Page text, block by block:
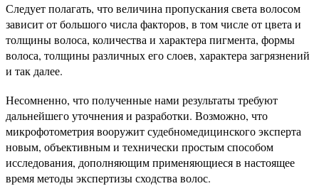
Следует полагать, что величина пропускания света волосом
зависит от большого числа факторов, в том числе от цвета и
толщины волоса, количества и характера пигмента, формы
волоса, толщины различных его слоев, характера загрязнений
и так далее.
Несомненно, что полученные нами результаты требуют
дальнейшего уточнения и разработки. Возможно, что
микрофотометрия вооружит судебномедицинского эксперта
новым, объективным и технически простым способом
исследования, дополняющим применяющиеся в настоящее
время методы экспертизы сходства волос.